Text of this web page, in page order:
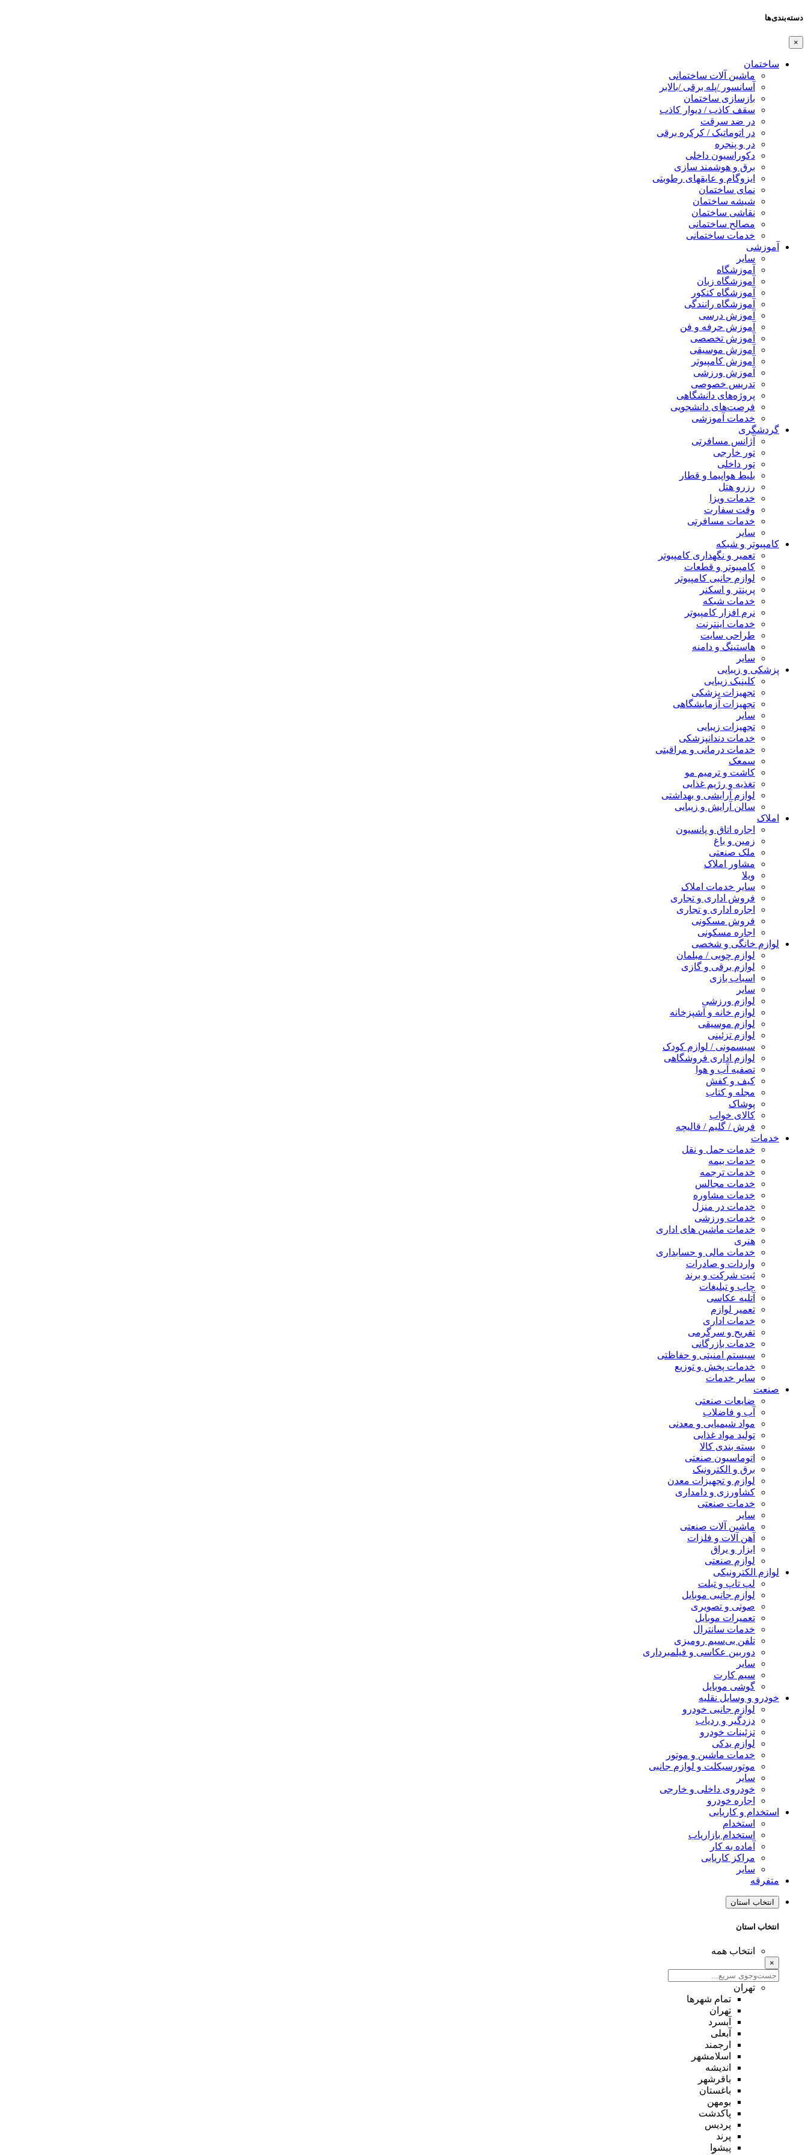
دسته‌بندی‌ها
×
ساختمان
ماشین آلات ساختمانی
آسانسور /پله برقی /بالابر
بازسازی ساختمان
سقف کاذب / دیوار کاذب
در ضد سرقت
در اتوماتیک / کرکره برقی
در و پنجره
دکوراسیون داخلی
برق و هوشمند سازی
ایزوگام و عایقهای رطوبتی
نمای ساختمان
شیشه ساختمان
نقاشی ساختمان
مصالح ساختمانی
خدمات ساختمانی
آموزشی
سایر
آموزشگاه
آموزشگاه زبان
آموزشگاه کنکور
آموزشگاه رانندگی
آموزش درسی
آموزش حرفه و فن
آموزش تخصصی
آموزش موسیقی
آموزش کامپیوتر
آموزش ورزشی
تدریس خصوصی
پروژه‌های دانشگاهی
فرصت‌های دانشجویی
خدمات آموزشی
گردشگری
آژانس مسافرتی
تور خارجی
تور داخلی
بلیط هواپیما و قطار
رزرو هتل
خدمات ویزا
وقت سفارت
خدمات مسافرتی
سایر
کامپیوتر و شبکه
تعمیر و نگهداری کامپیوتر
کامپیوتر و قطعات
لوازم جانبی کامپیوتر
پرینتر و اسکنر
خدمات شبکه
نرم افزار کامپیوتر
خدمات اینترنت
طراحی سایت
هاستینگ و دامنه
سایر
پزشکی و زیبایی
کلینیک زیبایی
تجهیزات پزشکی
تجهیزات آزمایشگاهی
سایر
تجهیزات زیبایی
خدمات دندانپزشکی
خدمات درمانی و مراقبتی
سمعک
کاشت و ترمیم مو
تغذیه و رژیم غذایی
لوازم آرایشی و بهداشتی
سالن آرایش و زیبایی
املاک
اجاره اتاق و پانسیون
زمین و باغ
ملک صنعتی
مشاور املاک
ویلا
سایر خدمات املاک
فروش اداری و تجاری
اجاره اداری و تجاری
فروش مسکونی
اجاره مسکونی
لوازم خانگی و شخصی
لوازم چوبی / مبلمان
لوازم برقی و گازی
اسباب بازی
سایر
لوازم ورزشی
لوازم خانه و آشپزخانه
لوازم موسیقی
لوازم تزئینی
سیسمونی / لوازم کودک
لوازم اداری فروشگاهی
تصفیه آب و هوا
کیف و کفش
مجله و کتاب
پوشاک
کالای خواب
فرش / گلیم / قالیچه
خدمات
خدمات حمل و نقل
خدمات بیمه
خدمات ترجمه
خدمات مجالس
خدمات مشاوره
خدمات در منزل
خدمات ورزشی
خدمات ماشین های اداری
هنری
خدمات مالی و حسابداری
واردات و صادرات
ثبت شرکت و برند
چاپ و تبلیغات
آتلیه عکاسی
تعمیر لوازم
خدمات اداری
تفریح و سرگرمی
خدمات بازرگانی
سیستم امنیتی و حفاظتی
خدمات پخش و توزیع
سایر خدمات
صنعت
ضایعات صنعتی
آب و فاضلاب
مواد شیمیایی و معدنی
تولید مواد غذایی
بسته بندی کالا
اتوماسیون صنعتی
برق و الکترونیک
لوازم و تجهیزات معدن
کشاورزی و دامداری
خدمات صنعتی
سایر
ماشین آلات صنعتی
آهن آلات و فلزات
ابزار و یراق
لوازم صنعتی
لوازم الکترونیکی
لپ تاپ و تبلت
لوازم جانبی موبایل
صوتی و تصویری
تعمیرات موبایل
خدمات سانترال
تلفن بی‌سیم رومیزی
دوربین عکاسی و فیلمبرداری
سایر
سیم کارت
گوشی موبایل
خودرو و وسایل نقلیه
لوازم جانبی خودرو
دزدگیر و ردیاب
تزئینات خودرو
لوازم یدکی
خدمات ماشین و موتور
موتورسیکلت و لوازم جانبی
سایر
خودروی داخلی و خارجی
اجاره خودرو
استخدام و کاریابی
استخدام
استخدام بازاریاب
آماده به کار
مراکز کاریابی
سایر
متفرقه
انتخاب استان
انتخاب استان
انتخاب همه
×
تهران
تمام شهر‌ها
تهران
آبسرد
آبعلی
ارجمند
اسلامشهر
اندیشه
باقرشهر
باغستان
بومهن
پاکدشت
پردیس
پرند
پیشوا